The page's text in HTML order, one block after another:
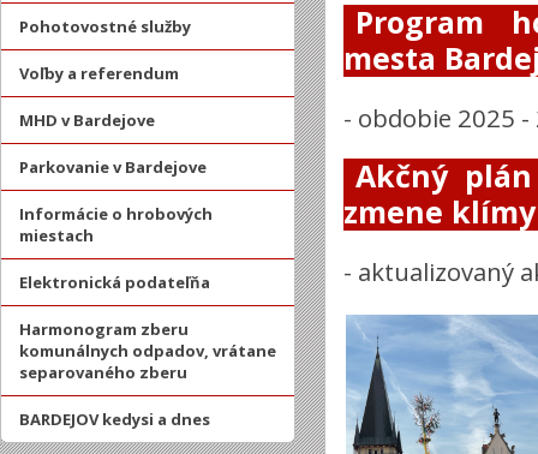
Pohotovostné služby
Voľby a referendum
MHD v Bardejove
Parkovanie v Bardejove
Informácie o hrobových
miestach
Elektronická podateľňa
Harmonogram zberu
komunálnych odpadov, vrátane
separovaného zberu
BARDEJOV kedysi a dnes
Program
mesta
- obdobie 2025
Akčný
zmene
- aktualizovaný